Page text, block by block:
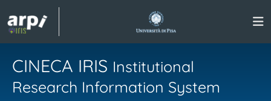
CINECA IRIS Institutional
Research Information System